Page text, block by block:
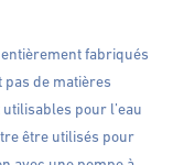
entièrement fabriqués
de matières
pour l’eau
être utilisés pour